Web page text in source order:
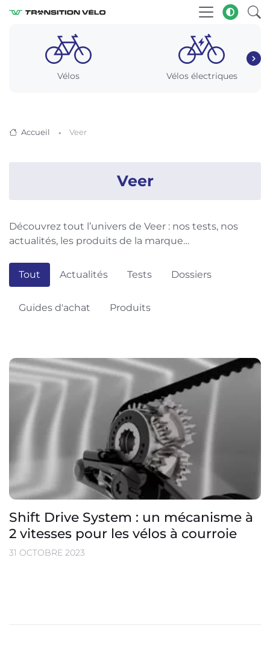
Vélos Vélos électriques
Accueil Veer
Veer
Découvrez tout l’univers de Veer : nos tests, nos
actualités, les produits de la marque…
Tout Actualités Tests Dossiers
Guides d'achat Produits
Shift Drive System : un mécanisme à
2 vitesses pour les vélos à courroie
31 OCTOBRE 2023